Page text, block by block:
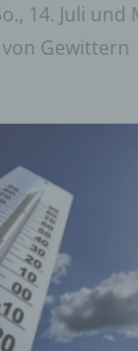
14. Juli und
Gewittern